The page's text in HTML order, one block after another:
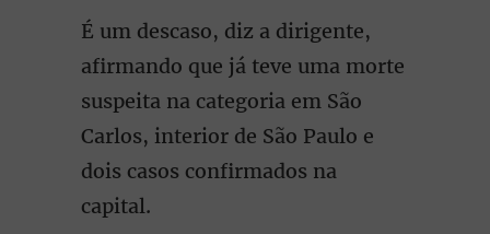
É um descaso, diz a dirigente,
afirmando que já teve uma morte
suspeita na categoria em São
Carlos, interior de São Paulo e
dois casos confirmados na
capital.